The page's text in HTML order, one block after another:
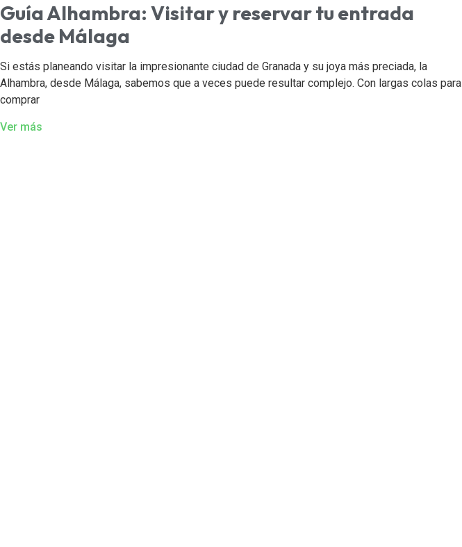
Guía Alhambra: Visitar y reservar tu entrada
desde Málaga
Si estás planeando visitar la impresionante ciudad de Granada y su joya más preciada, la
Alhambra, desde Málaga, sabemos que a veces puede resultar complejo. Con largas colas para
comprar
Ver más